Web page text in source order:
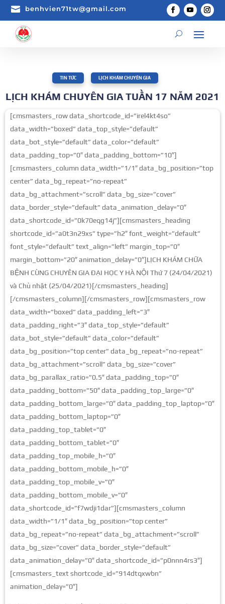
 benhvien71tw@gmail.com
TIN TỨC LỊCH KHÁM CHUYÊN GIA
LỊCH KHÁM CHUYÊN GIA TUẦN 17 NĂM 2021
[cmsmasters_row data_shortcode_id=”irel4kt4so”
data_width=”boxed” data_top_style=”default”
data_bot_style=”default” data_color=”default”
data_padding_top=”0″ data_padding_bottom=”10″]
[cmsmasters_column data_width=”1/1″ data_bg_position=”top
center” data_bg_repeat=”no-repeat”
data_bg_attachment=”scroll” data_bg_size=”cover”
data_border_style=”default” data_animation_delay=”0″
data_shortcode_id=”0k70eqg14j”][cmsmasters_heading
shortcode_id=”a0t3n29xs” type=”h2″ font_weight=”default”
font_style=”default” text_align=”left” margin_top=”0″
margin_bottom=”20″ animation_delay=”0″]LỊCH KHÁM CHỮA
BỆNH CÙNG CHUYÊN GIA ĐẠI HỌC Y HÀ NỘI Thứ 7 (24/04/2021)
và Chủ nhật (25/04/2021)[/cmsmasters_heading]
[/cmsmasters_column][/cmsmasters_row][cmsmasters_row
data_width=”boxed” data_padding_left=”3″
data_padding_right=”3″ data_top_style=”default”
data_bot_style=”default” data_color=”default”
data_bg_position=”top center” data_bg_repeat=”no-repeat”
data_bg_attachment=”scroll” data_bg_size=”cover”
data_bg_parallax_ratio=”0.5″ data_padding_top=”0″
data_padding_bottom=”50″ data_padding_top_large=”0″
data_padding_bottom_large=”0″ data_padding_top_laptop=”0″
data_padding_bottom_laptop=”0″
data_padding_top_tablet=”0″
data_padding_bottom_tablet=”0″
data_padding_top_mobile_h=”0″
data_padding_bottom_mobile_h=”0″
data_padding_top_mobile_v=”0″
data_padding_bottom_mobile_v=”0″
data_shortcode_id=”f7wdji1dar”][cmsmasters_column
data_width=”1/1″ data_bg_position=”top center”
data_bg_repeat=”no-repeat” data_bg_attachment=”scroll”
data_bg_size=”cover” data_border_style=”default”
data_animation_delay=”0″ data_shortcode_id=”p0nnn4rs3″]
[cmsmasters_text shortcode_id=”914dtqxwbn”
animation_delay=”0″]